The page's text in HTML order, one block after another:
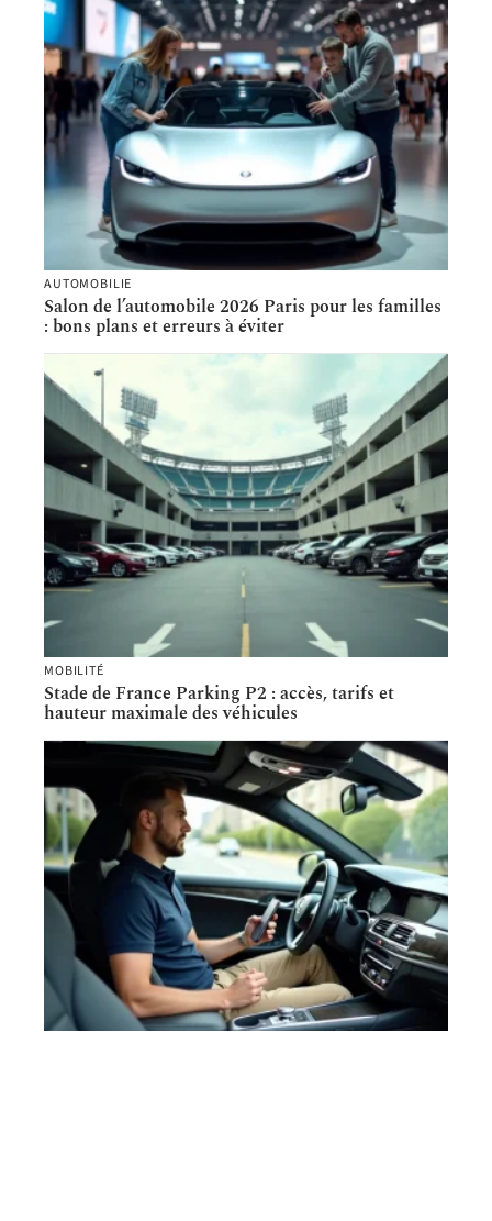
AUTOMOBILIE
Salon de l’automobile 2026 Paris pour les familles
: bons plans et erreurs à éviter
MOBILITÉ
Stade de France Parking P2 : accès, tarifs et
hauteur maximale des véhicules